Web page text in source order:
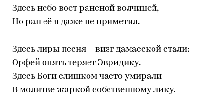
Здесь небо воет раненой волчицей,
Но ран её я даже не приметил.
Здесь лиры песня – визг дамасской стали:
Орфей опять теряет Эвридику.
Здесь Боги слишком часто умирали
В молитве жаркой собственному лику.